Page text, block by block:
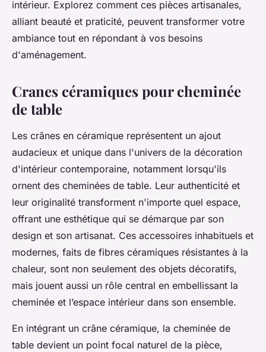
intérieur. Explorez comment ces pièces artisanales,
alliant beauté et praticité, peuvent transformer votre
ambiance tout en répondant à vos besoins
d'aménagement.
Cranes céramiques pour cheminée
de table
Les crânes en céramique représentent un ajout
audacieux et unique dans l'univers de la décoration
d'intérieur contemporaine, notamment lorsqu'ils
ornent des cheminées de table. Leur authenticité et
leur originalité transforment n'importe quel espace,
offrant une esthétique qui se démarque par son
design et son artisanat. Ces accessoires inhabituels et
modernes, faits de fibres céramiques résistantes à la
chaleur, sont non seulement des objets décoratifs,
mais jouent aussi un rôle central en embellissant la
cheminée et l’espace intérieur dans son ensemble.
En intégrant un crâne céramique, la cheminée de
table devient un point focal naturel de la pièce,